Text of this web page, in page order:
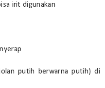
irit digunakan
putih berwarna putih) di